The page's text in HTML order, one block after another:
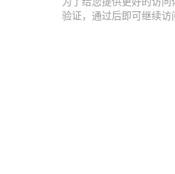
验证，通过后即可继续访